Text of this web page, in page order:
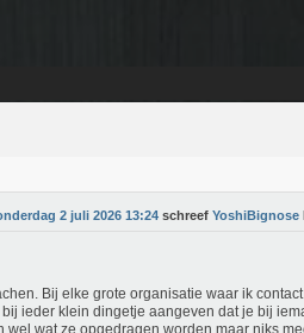
2 juli 2026 13:24 schreef YoshiBignose
Bij elke grote organisatie waar ik
ieder klein dingetje aangeven dat je bij
wel wat ze opgedragen worden maar niks